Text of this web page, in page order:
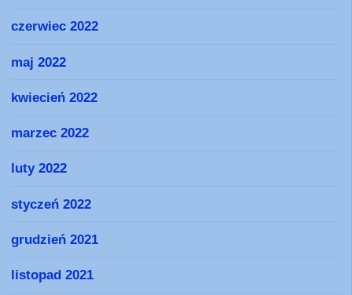
czerwiec 2022
maj 2022
kwiecień 2022
marzec 2022
luty 2022
styczeń 2022
grudzień 2021
listopad 2021